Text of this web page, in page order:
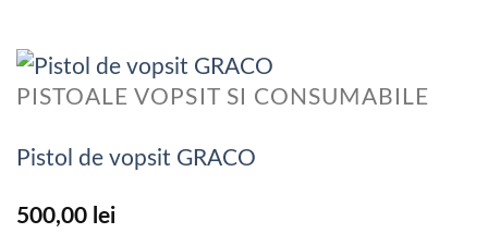
PISTOALE VOPSIT SI CONSUMABILE
Pistol de vopsit GRACO
500,00 lei